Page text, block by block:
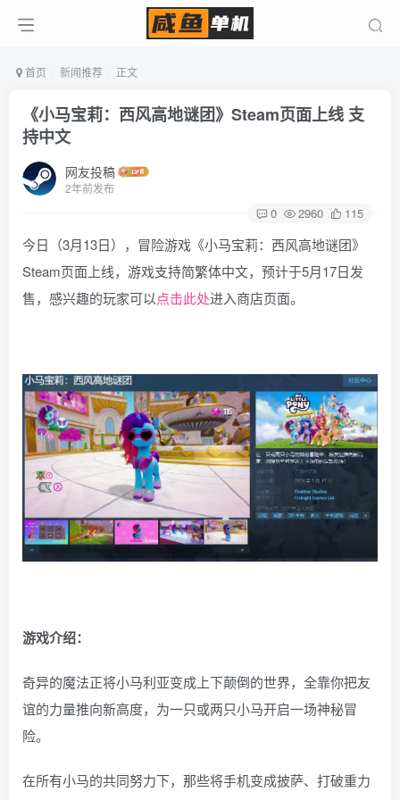
首页 新闻推荐 正文
《小马宝莉：西风高地谜团》Steam页面上线 支
持中文
网友投稿
2年前发布
0 2960 115
今日（3月13日），冒险游戏《小马宝莉：西风高地谜团》
Steam页面上线，游戏支持简繁体中文，预计于5月17日发
售，感兴趣的玩家可以点击此处进入商店页面。
游戏介绍：
奇异的魔法正将小马利亚变成上下颠倒的世界，全靠你把友
谊的力量推向新高度，为一只或两只小马开启一场神秘冒
险。
在所有小马的共同努力下，那些将手机变成披萨、打破重力